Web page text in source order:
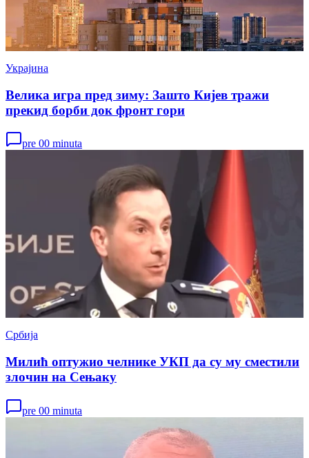
Украјина
Велика игра пред зиму: Зашто Кијев тражи
прекид борби док фронт гори
pre 00 minuta
Србија
Милић оптужио челнике УКП да су му сместили
злочин на Сењаку
pre 00 minuta